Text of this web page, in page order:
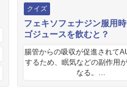
クイズ
フェキソフェナジン服用
ゴジュースを飲むと？
腸管からの吸収が促進されて
するため、眠気などの副作用
なる。…